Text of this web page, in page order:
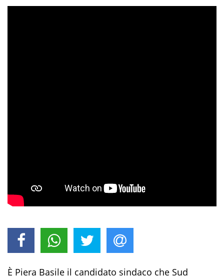
È Piera Basile il candidato sindaco che Sud